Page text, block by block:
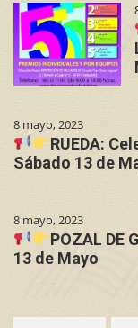
8 mayo, 2023
RUEDA:
Sábado 13 de
8 mayo, 2023
POZAL DE
13 de Mayo